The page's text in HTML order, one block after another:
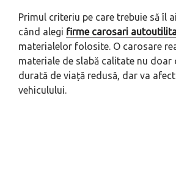
Primul criteriu pe care trebuie să îl
când alegi firme carosari
materialelor folosite. O carosare
materiale de slabă calitate nu doar
durată de viață redusă, dar va
vehiculului.